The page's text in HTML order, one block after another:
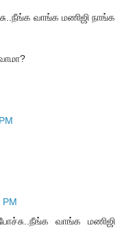
வாங்க மணிஜி நாங்க
PM
வாங்க மணிஜி